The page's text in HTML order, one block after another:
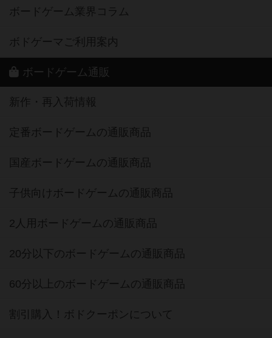
ボードゲーム業界コラム
ボドゲーマご利用案内
ボードゲーム通販
新作・再入荷情報
定番ボードゲームの通販商品
国産ボードゲームの通販商品
子供向けボードゲームの通販商品
2人用ボードゲームの通販商品
20分以下のボードゲームの通販商品
60分以上のボードゲームの通販商品
割引購入！ボドクーポンについて